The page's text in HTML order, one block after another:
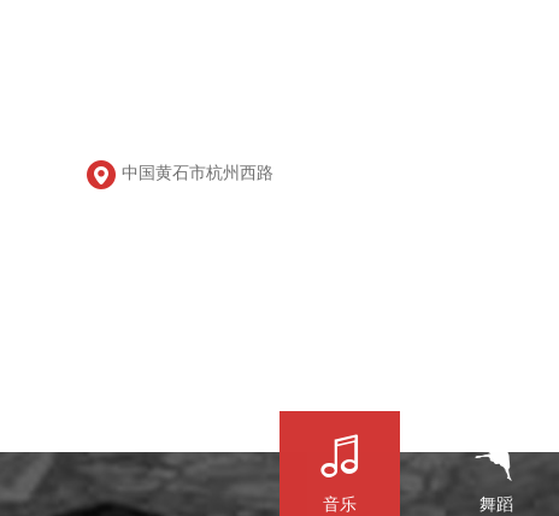
中国黄石市杭州西路

音乐 
舞蹈